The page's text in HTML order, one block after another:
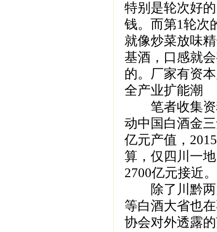
特别是轮次好
钱。而第1轮次
就像炒菜放味
基酒，口感就
的。厂家有资
全产业扩能潮
笔者收集资
动中国白酒金
亿元产值，
算，仅四川一
2700亿元接近。
除了川黔两
等白酒大省也
协会对外透露